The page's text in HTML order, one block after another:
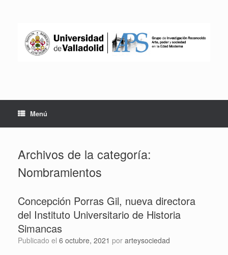
Menú
Archivos de la categoría:
Nombramientos
Concepción Porras Gil, nueva directora
del Instituto Universitario de Historia
Simancas
Publicado el 6 octubre, 2021 por arteysociedad